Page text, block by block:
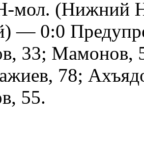
мол. (Нижний
— 0:0
33; Мамонов,
78;
55.